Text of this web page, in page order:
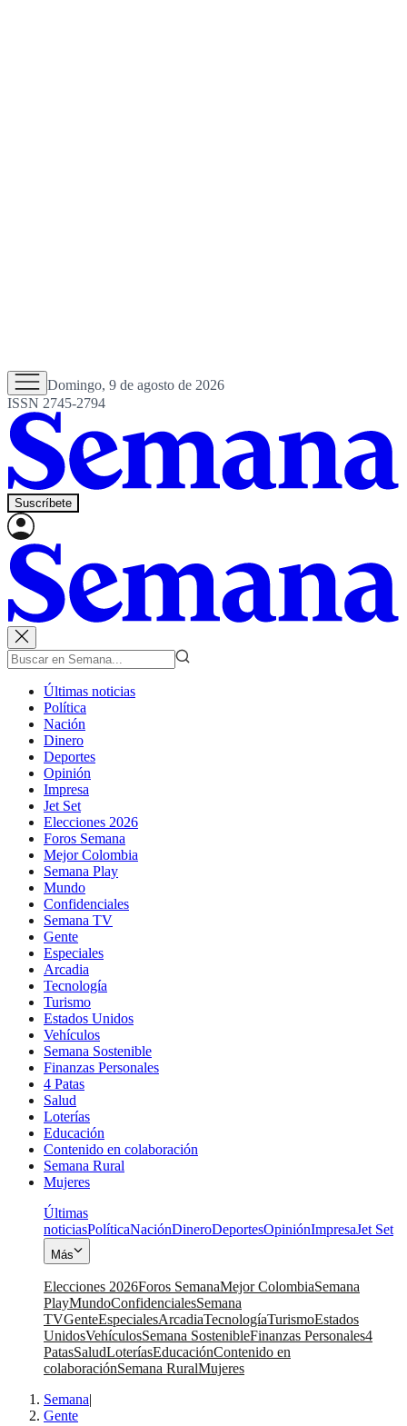
Domingo, 9 de agosto de 2026
ISSN 2745-2794
Suscríbete
Últimas noticias
Política
Nación
Dinero
Deportes
Opinión
Impresa
Jet Set
Elecciones 2026
Foros Semana
Mejor Colombia
Semana Play
Mundo
Confidenciales
Semana TV
Gente
Especiales
Arcadia
Tecnología
Turismo
Estados Unidos
Vehículos
Semana Sostenible
Finanzas Personales
4 Patas
Salud
Loterías
Educación
Contenido en colaboración
Semana Rural
Mujeres
Últimas
noticiasPolíticaNaciónDineroDeportesOpiniónImpresaJet Set
Más
Elecciones 2026Foros SemanaMejor ColombiaSemana
PlayMundoConfidencialesSemana
TVGenteEspecialesArcadiaTecnologíaTurismoEstados
UnidosVehículosSemana SostenibleFinanzas Personales4
PatasSaludLoteríasEducaciónContenido en
colaboraciónSemana RuralMujeres
Semana|
Gente